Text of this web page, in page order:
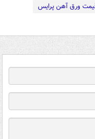
ورق آهن پرایس